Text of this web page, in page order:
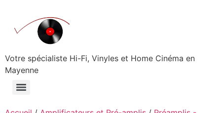
contenu
Votre spécialiste Hi-Fi, Vinyles et Home Cinéma en
Mayenne